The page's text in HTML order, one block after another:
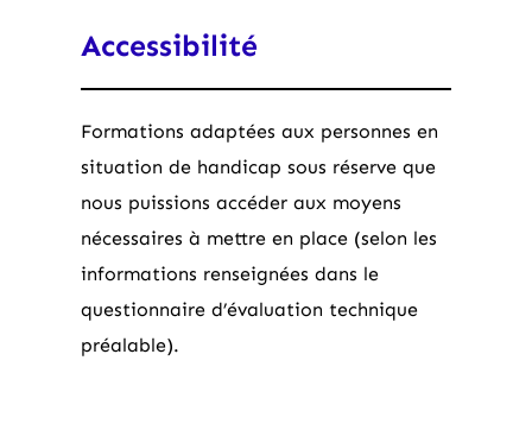
Accessibilité
Formations adaptées aux personnes en
situation de handicap sous réserve que
nous puissions accéder aux moyens
nécessaires à mettre en place (selon les
informations renseignées dans le
questionnaire d’évaluation technique
préalable).